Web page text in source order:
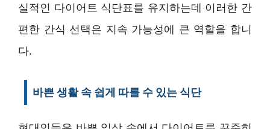
실적인 다이어트 식단표를 유지하는데 이러한 간
편한 간식 선택은 지속 가능성에 큰 역할을 합니
다.
바쁜 생활 속 쉽게 따를 수 있는 식단